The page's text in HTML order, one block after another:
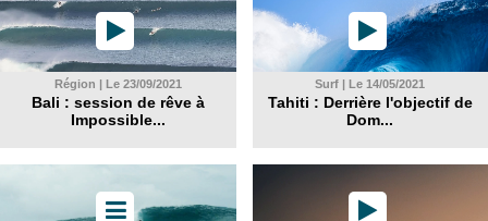
Région | Le 23/09/2021
Bali : session de rêve à
Impossible...
Surf | Le 14/05/2021
Tahiti : Derrière l'objectif de
Dom...